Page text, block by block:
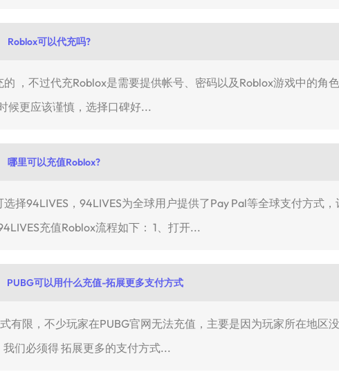
Roblox可以代充吗?
的 ，不过代充Roblox是需要提供帐号、密码以及Roblox游戏中的
候更应该谨慎，选择口碑好...
哪里可以充值Roblox?
择94LIVES，94LIVES为全球用户提供了Pay Pal等全球支付方式
充值Roblox流程如下： 1、打开...
PUBG可以用什么充值-拓展更多支付方式
有限，不少玩家在PUBG官网无法充值，主要是因为玩家所在地区
们必须得 拓展更多的支付方式...